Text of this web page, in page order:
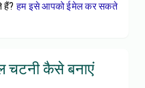
हैं? हम इसे आपको ईमेल कर सकते
चटनी कैसे बनाएं